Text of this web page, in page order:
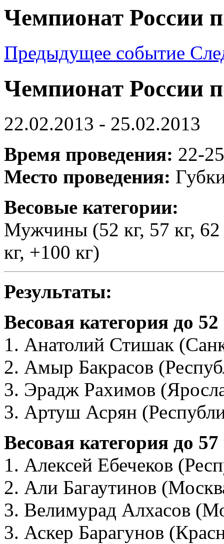
Чемпионат России
Предыдущее событие
Чемпионат России
22.02.2013 - 25.02.2013
Время проведения: 22-
Место проведения:
Весовые категории:
Мужчины (52 кг, 57 кг, 62
кг, +100 кг)
Результаты:
Весовая категория до 52
1. Анатолий Стишак
2. Амыр Бакрасов
3. Эрадж Рахимов
3. Артуш Асрян
Весовая категория до 57
1. Алексей Ебечеков
2. Али Багаутинов
3. Велимурад Алхасов
3. Аскер Барагунов